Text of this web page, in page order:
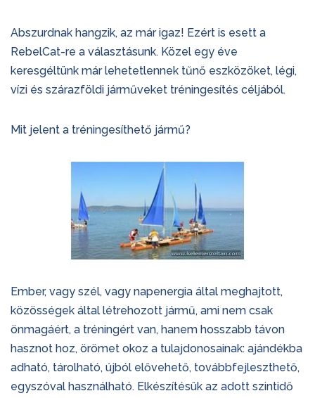
Abszurdnak hangzik, az már igaz! Ezért is esett a
RebelCat-re a választásunk. Közel egy éve
keresgéltünk már lehetetlennek tűnő eszközöket, légi,
vízi és szárazföldi járműveket tréningesítés céljából.
Mit jelent a tréningesíthető jármű?
Ember, vagy szél, vagy napenergia által meghajtott,
közösségek által létrehozott jármű, ami nem csak
önmagáért, a tréningért van, hanem hosszabb távon
hasznot hoz, örömet okoz a tulajdonosainak: ajándékba
adható, tárolható, újból elővehető, továbbfejleszthető,
egyszóval használható. Elkészítésük az adott szintidő